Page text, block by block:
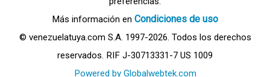
Más información en Condiciones de uso
© venezuelatuya.com S.A. 1997-2026. Todos los derechos
reservados. RIF J-30713331-7 US 1009
Powered by Globalwebtek.com